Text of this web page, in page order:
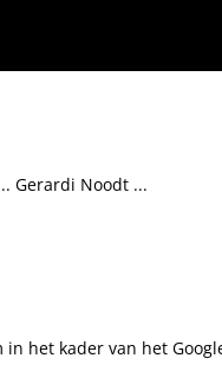
Gerardi Noodt ...
het kader van het